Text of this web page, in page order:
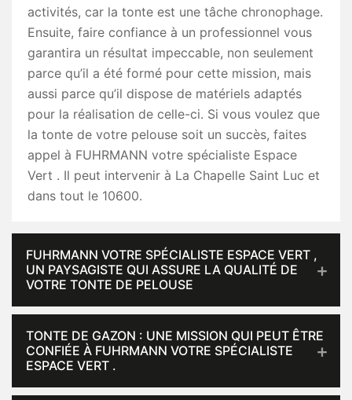
activités, car la tonte est une tâche chronophage.
Ensuite, faire confiance à un professionnel vous
garantira un résultat impeccable, non seulement
parce qu’il a été formé pour cette mission, mais
aussi parce qu’il dispose de matériels adaptés
pour la réalisation de celle-ci. Si vous voulez que
la tonte de votre pelouse soit un succès, faites
appel à FUHRMANN votre spécialiste Espace
Vert . Il peut intervenir à La Chapelle Saint Luc et
dans tout le 10600.
FUHRMANN VOTRE SPÉCIALISTE ESPACE VERT ,
UN PAYSAGISTE QUI ASSURE LA QUALITÉ DE
VOTRE TONTE DE PELOUSE
TONTE DE GAZON : UNE MISSION QUI PEUT ÊTRE
CONFIÉE À FUHRMANN VOTRE SPÉCIALISTE
ESPACE VERT .